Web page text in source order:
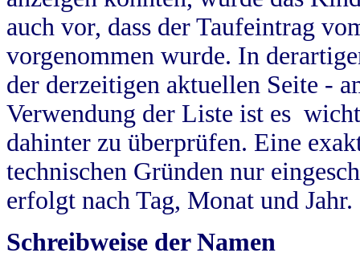
auch vor, dass der Taufeintrag
vorgenommen wurde. In
der derzeitigen aktuellen Seite -
Verwendung der Liste ist es
dahinter zu überprüfen. Eine
technischen Gründen nur
erfolgt nach Tag, Monat und Jahr.
Schreibweise der Namen